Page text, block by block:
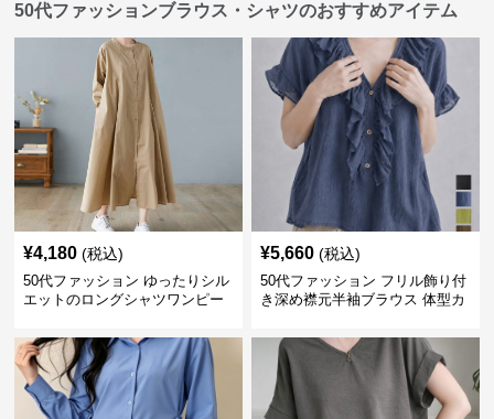
50代ファッションブラウス・シャツのおすすめアイテム
¥4,180 (税込)
50代ファッション ゆったりシル
エットのロングシャツワンピー
¥5,660 (税込)
50代ファッション フリル飾り付
き深め襟元半袖ブラウス 体型カ